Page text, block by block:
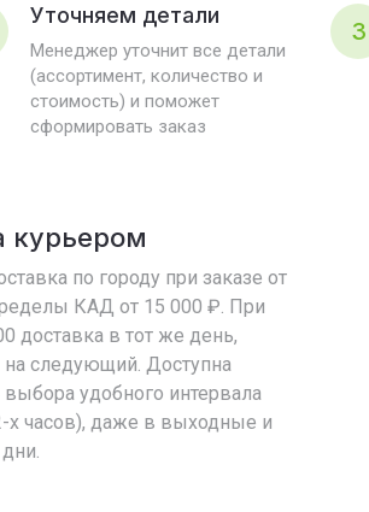
Уточняем детали
Менеджер уточнит все детали
(ассортимент, количество и
стоимость) и поможет
сформировать заказ
3
курьером
по городу при заказе от
КАД от 15 000 ₽. При
доставка в тот же день,
на следующий. Доступна
удобного интервала
х часов), даже в выходные и